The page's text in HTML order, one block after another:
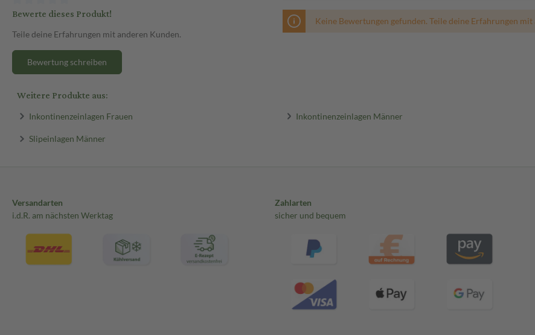
Bewerte dieses Produkt!
Teile deine Erfahrungen mit anderen Kunden.
Bewertung schreiben
Keine Bewertungen gefunden. Teile deine Erfahrungen mit
Weitere Produkte aus:
Inkontinenzeinlagen Frauen Inkontinenzeinlagen Männer
Slipeinlagen Männer
Versandarten
i.d.R. am nächsten Werktag
Zahlarten
sicher und bequem